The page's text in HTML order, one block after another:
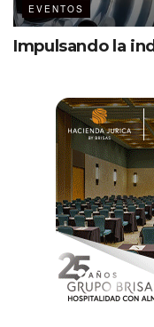
EVENTOS
Impulsando la